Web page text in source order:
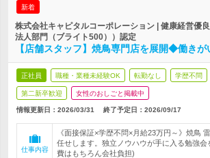
新着
株式会社キャピタルコーポレーション | 健康経営優
法人部門（ブライト500））認定
【店舗スタッフ】焼鳥専門店を展開◆働き
正社員 職種・業種未経験OK 転勤なし 学歴不問
第二新卒歓迎 女性のおしごと掲載中
情報更新日：2026/03/31 終了予定日： 2026/09/17
仕事内容
《面接保証×学歴不問×月給23万円～》焼鳥
任せします。独立ノウハウが手に入る勉強会
費はもちろん会社負担)